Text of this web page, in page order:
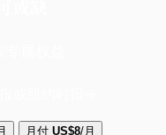
月付 US$8/月